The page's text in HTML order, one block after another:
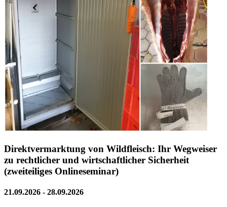
Direktvermarktung von Wildfleisch: Ihr Wegweiser
zu rechtlicher und wirtschaftlicher Sicherheit
(zweiteiliges Onlineseminar)
21.09.2026 - 28.09.2026